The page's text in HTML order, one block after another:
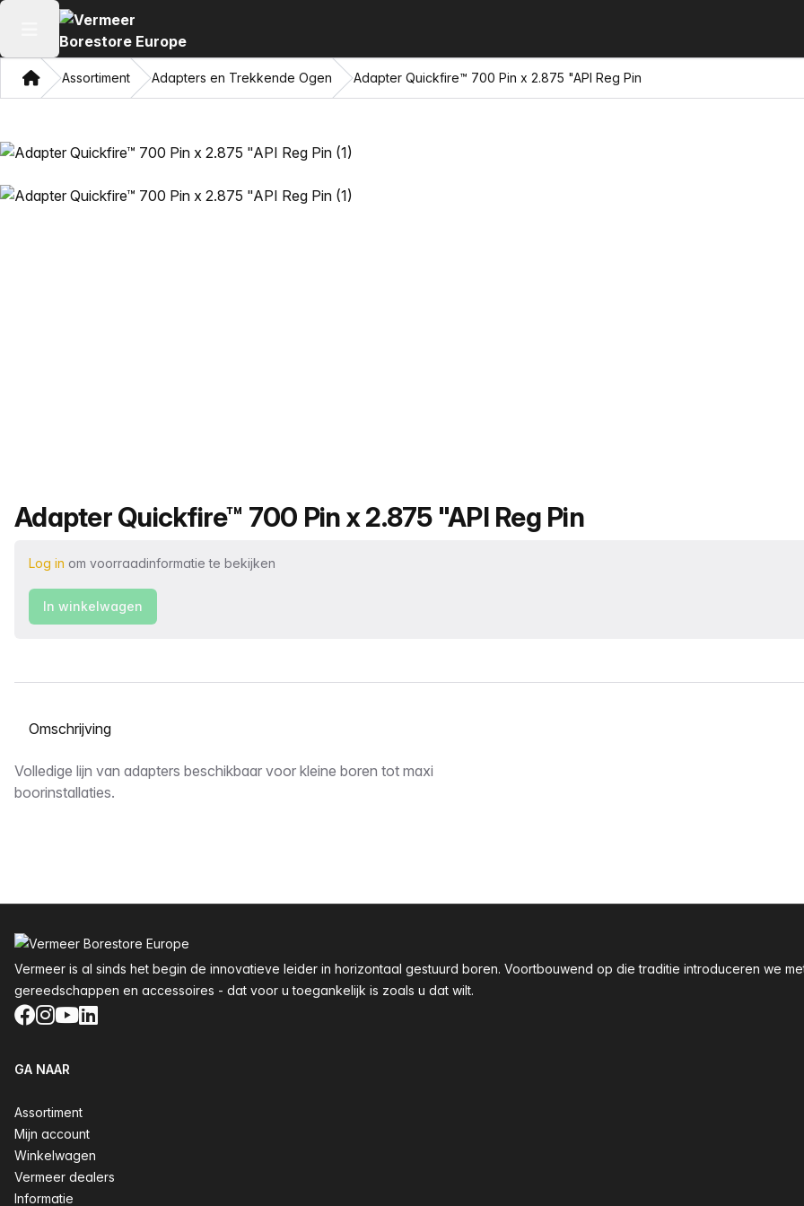
Hoofdmenu openen
ThuisAssortiment Adapters en Trekkende Ogen Adapter Quickfire™ 700 Pin x 2.875 "API Reg Pin
Productnaam
Adapter Quickfire™ 700 Pin x 2.875 "API Reg Pin
Log in om voorraadinformatie te bekijken
In winkelwagen
Selecteer een tabblad
Omschrijving
Volledige lijn van adapters beschikbaar voor kleine boren tot maxi
boorinstallaties.
Vermeer is al sinds het begin de innovatieve leider in horizontaal gestuurd boren. Voortbouwend op die traditie introduceren we
gereedschappen en accessoires - dat voor u toegankelijk is zoals u dat wilt.
Facebook
Instagram
YouTube
LinkedIn
GA NAAR
Assortiment
Mijn account
Winkelwagen
Vermeer dealers
Informatie